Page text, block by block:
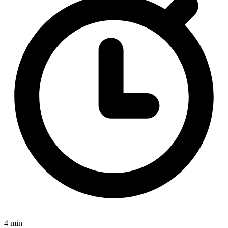
4 min